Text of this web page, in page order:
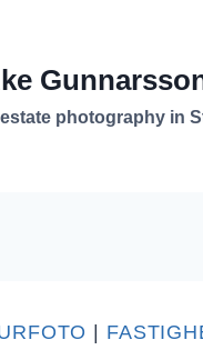
photography in